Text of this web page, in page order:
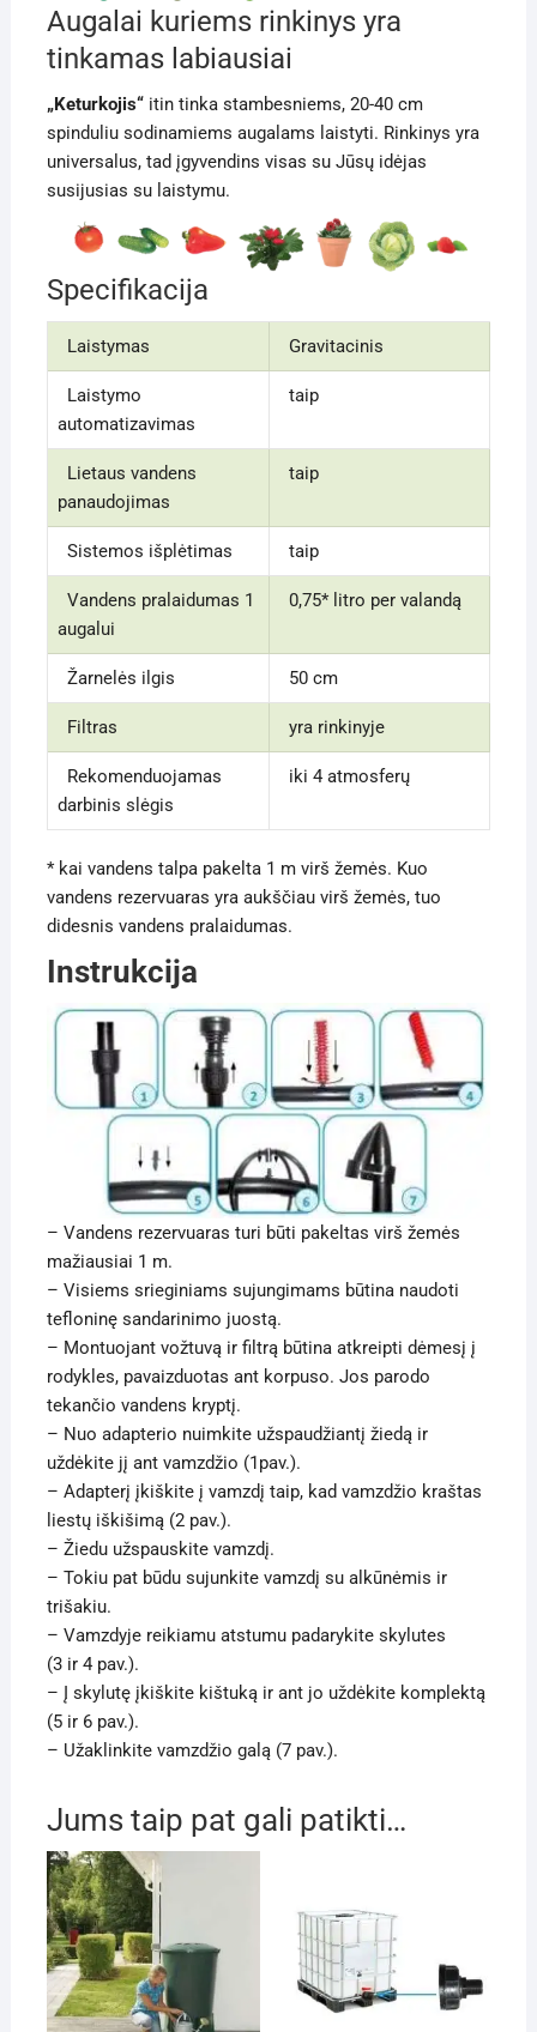
Augalai kuriems rinkinys yra
tinkamas labiausiai
„Keturkojis“itin tinka stambesniems, 20-40 cm
spinduliu sodinamiems augalams laistyti. Rinkinys yra
universalus, tad įgyvendins visas su Jūsų idėjas
susijusias su laistymu.
Specifikacija
Laistymas Gravitacinis
Laistymo
automatizavimas
taip
Lietaus vandens
panaudojimas
taip
Sistemos išplėtimas taip
Vandens pralaidumas 1
augalui
0,75* litro per valandą
Žarnelės ilgis 50 cm
Filtras yra rinkinyje
Rekomenduojamas
darbinis slėgis
iki 4atmosferų
* kai vandens talpa pakelta 1 mvirš žemės. Kuo
vandens rezervuaras yra aukščiau virš žemės, tuo
didesnis vandens pralaidumas.
Instrukcija
– Vandens rezervuaras turi būti pakeltas virš žemės
mažiausiai 1 m.
– Visiems srieginiams sujungimams būtina naudoti
tefloninę sandarinimo juostą.
– Montuojant vožtuvą ir filtrą būtina atkreipti dėmesį į
rodykles, pavaizduotas ant korpuso. Jos parodo
tekančio vandens kryptį.
– Nuo adapterio nuimkite užspaudžiantį žiedą ir
uždėkite jį ant vamzdžio (1 pav.).
– Adapterį įkiškite į vamzdį taip, kad vamzdžio kraštas
liestų iškišimą (2pav.).
– Žiedu užspauskite vamzdį.
– Tokiu pat būdu sujunkite vamzdį su alkūnėmis ir
trišakiu.
– Vamzdyje reikiamu atstumu padarykite skylutes
(3ir 4pav.).
– Į skylutę įkiškite kištuką ir ant jo uždėkite komplektą
(5ir 6pav.).
– Užaklinkite vamzdžio galą (7pav.).
Jums taip pat gali patikti…